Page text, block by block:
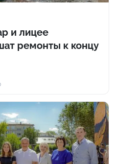
и лицее
ремонты к концу